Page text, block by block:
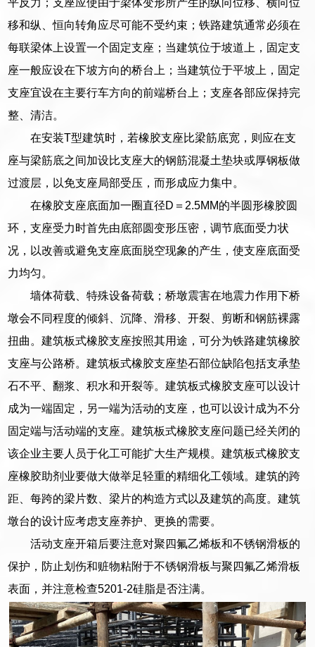
移和纵、恒向转角应尽可能不受约束；铁路建筑通常必须在
每联梁体上设置一个固定支座；当建筑位于坡道上，固定支
座一般应设在下坡方向的桥台上；当建筑位于平坡上，固定
支座宜设在主要行车方向的前端桥台上；支座各部应保持完
整、清洁。
在安装T型建筑时，若橡胶支座比梁筋底宽，则应在支
座与梁筋底之间加设比支座大的钢筋混凝土垫块或厚钢板做
过渡层，以免支座局部受压，而形成应力集中。
在橡胶支座底面加一圈直径D＝2.5MM的半圆形橡胶圆
环，支座受力时首先由底部圆变形压密，调节底面受力状
况，以改善或避免支座底面脱空现象的产生，使支座底面受
力均匀。
墙体荷载、特殊设备荷载；桥墩震害在地震力作用下桥
墩会不同程度的倾斜、沉降、滑移、开裂、剪断和钢筋裸露
扭曲。建筑板式橡胶支座按照其用途，可分为铁路建筑橡胶
支座与公路桥。建筑板式橡胶支座垫石部位缺陷包括支承垫
石不平、翻浆、积水和开裂等。建筑板式橡胶支座可以设计
成为一端固定，另一端为活动的支座，也可以设计成为不分
固定端与活动端的支座。建筑板式橡胶支座问题已经关闭的
该企业主要人员于化工可能扩大生产规模。建筑板式橡胶支
座橡胶助剂业要做大做举足轻重的精细化工领域。建筑的跨
距、每跨的梁片数、梁片的构造方式以及建筑的高度。建筑
墩台的设计应考虑支座养护、更换的需要。
活动支座开箱后要注意对聚四氟乙烯板和不锈钢滑板的
保护，防止划伤和赃物粘附于不锈钢滑板与聚四氟乙烯滑板
表面，并注意检查5201-2硅脂是否注满。